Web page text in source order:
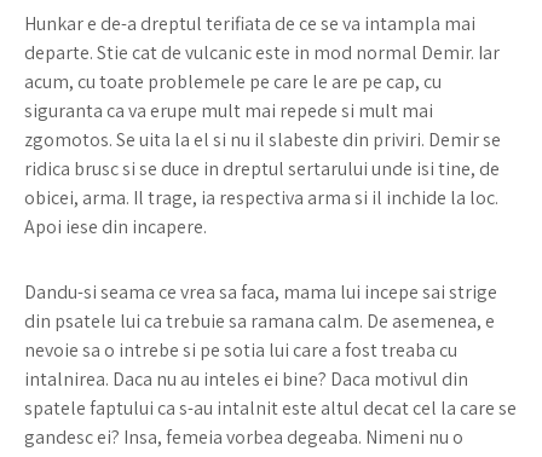
Hunkar e de-a dreptul terifiata de ce se va intampla mai
departe. Stie cat de vulcanic este in mod normal Demir. Iar
acum, cu toate problemele pe care le are pe cap, cu
siguranta ca va erupe mult mai repede si mult mai
zgomotos. Se uita la el si nu il slabeste din priviri. Demir se
ridica brusc si se duce in dreptul sertarului unde isi tine, de
obicei, arma. Il trage, ia respectiva arma si il inchide la loc.
Apoi iese din incapere.
Dandu-si seama ce vrea sa faca, mama lui incepe sai strige
din psatele lui ca trebuie sa ramana calm. De asemenea, e
nevoie sa o intrebe si pe sotia lui care a fost treaba cu
intalnirea. Daca nu au inteles ei bine? Daca motivul din
spatele faptului ca s-au intalnit este altul decat cel la care se
gandesc ei? Insa, femeia vorbea degeaba. Nimeni nu o